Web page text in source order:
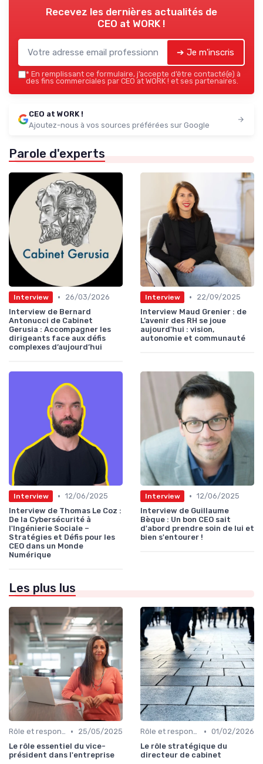
Recevez les dernières actualités de
CEO at WORK !
➔ Je m'inscris
* En remplissant ce formulaire, j’accepte d’être contacté(e) à
des fins commerciales par CEO at WORK ! et ses partenaires.
CEO at WORK !
Ajoutez-nous à vos sources préférées sur Google
Parole d'experts
Interview •
26/03/2026
Interview de Bernard
Antonucci de Cabinet
Gerusia : Accompagner les
dirigeants face aux défis
complexes d’aujourd’hui
Interview •
22/09/2025
Interview Maud Grenier : de
L’avenir des RH se joue
aujourd'hui : vision,
autonomie et communauté
Interview • 12/06/2025
Interview de Thomas Le Coz :
De la Cybersécurité à
l'Ingénierie Sociale –
Stratégies et Défis pour les
CEO dans un Monde
Numérique
Interview • 12/06/2025
Interview de Guillaume
Bèque : Un bon CEO sait
d'abord prendre soin de lui et
bien s'entourer !
Les plus lus
Rôle et responsabilités du CEO •
25/05/2025
Le rôle essentiel du vice-
président dans l'entreprise
Rôle et responsabilités du CEO • 01/02/2026
Le rôle stratégique du
directeur de cabinet